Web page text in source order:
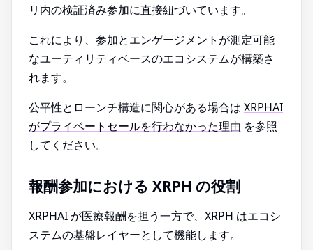
リ内の検証済み参加に直接紐づいています。
これにより、参加とエンゲージメントが測定可能
なユーティリティベースのエコシステムが構築さ
れます。
公平性とローンチ構造に関心がある場合は XRPHAI
がプライベートセールを行わなかった理由 を参照
してください。
報酬参加における XRPH の役割
XRPHAI が医療報酬を担う一方で、XRPH はエコシ
ステムの基盤レイヤーとして機能します。